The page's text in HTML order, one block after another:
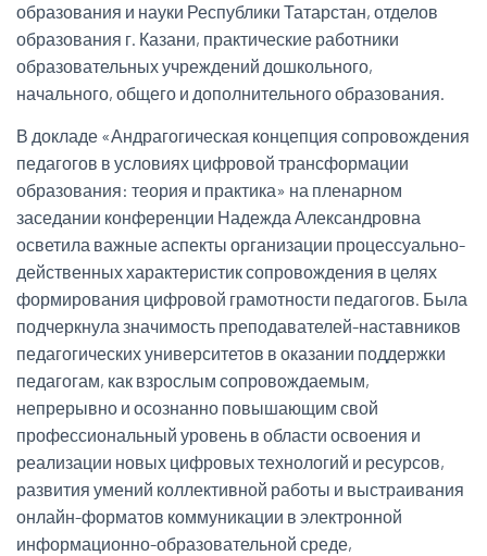
образования и науки Республики Татарстан, отделов
образования г. Казани, практические работники
образовательных учреждений дошкольного,
начального, общего и дополнительного образования.
В докладе «Андрагогическая концепция сопровождения
педагогов в условиях цифровой трансформации
образования: теория и практика» на пленарном
заседании конференции Надежда Александровна
осветила важные аспекты организации процессуально-
действенных характеристик сопровождения в целях
формирования цифровой грамотности педагогов. Была
подчеркнула значимость преподавателей-наставников
педагогических университетов в оказании поддержки
педагогам, как взрослым сопровождаемым,
непрерывно и осознанно повышающим свой
профессиональный уровень в области освоения и
реализации новых цифровых технологий и ресурсов,
развития умений коллективной работы и выстраивания
онлайн-форматов коммуникации в электронной
информационно-образовательной среде,